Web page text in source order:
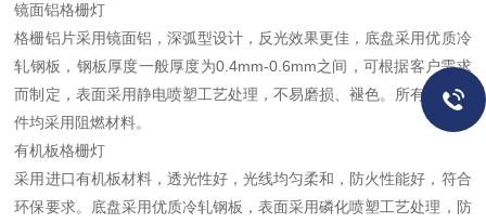
镜面铝格栅灯
格栅铝片采用镜面铝，深弧型设计，反光效果更佳，底盘采用优质冷
轧钢板，钢板厚度一般厚度为0.4mm-0.6mm之间，可根据客户需求
而制定，表面采用静电喷塑工艺处理，不易磨损、褪色。所有塑料配
件均采用阻燃材料。
有机板格栅灯
采用进口有机板材料，透光性好，光线均匀柔和，防火性能好，符合
环保要求。底盘采用优质冷轧钢板，表面采用磷化喷塑工艺处理，防